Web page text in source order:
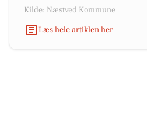
Kilde: Næstved Kommune
Læs hele artiklen her